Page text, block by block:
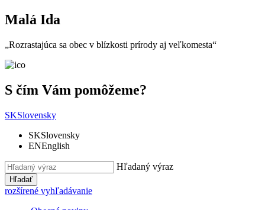
Malá Ida
„Rozrastajúca sa obec v blízkosti prírody aj veľkomesta“
S čím Vám pomôžeme?
SKSlovensky
SKSlovensky
ENEnglish
Hľadaný výraz
Hľadať
rozšírené vyhľadávanie